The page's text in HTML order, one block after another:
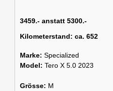
3459.- anstatt 5300.-
Kilometerstand: ca. 652
Marke: Specialized
Model: Tero X 5.0 2023
Grösse: M